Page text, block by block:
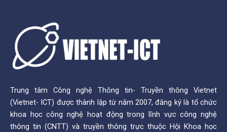
Trung tâm Công nghệ Thông tin- Truyền thông Vietnet
(Vietnet- ICT) được thành lập từ năm 2007, đăng ký là tổ chức
khoa học công nghệ hoạt động trong lĩnh vực công nghệ
thông tin (CNTT) và truyền thông trực thuộc Hội Khoa học